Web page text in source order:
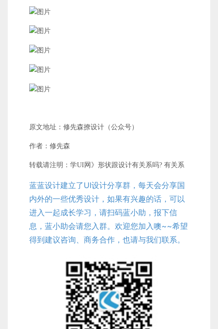
原文地址：修先森撩设计（公众号）
作者：修先森
转载请注明：学UI网》形状跟设计有关系吗? 有关系
蓝蓝设计建立了UI设计分享群，每天会分享国
内外的一些优秀设计，如果有兴趣的话，可以
进入一起成长学习，请扫码蓝小助，报下信
息，蓝小助会请您入群。欢迎您加入噢~~希望
得到建议咨询、商务合作，也请与我们联系。